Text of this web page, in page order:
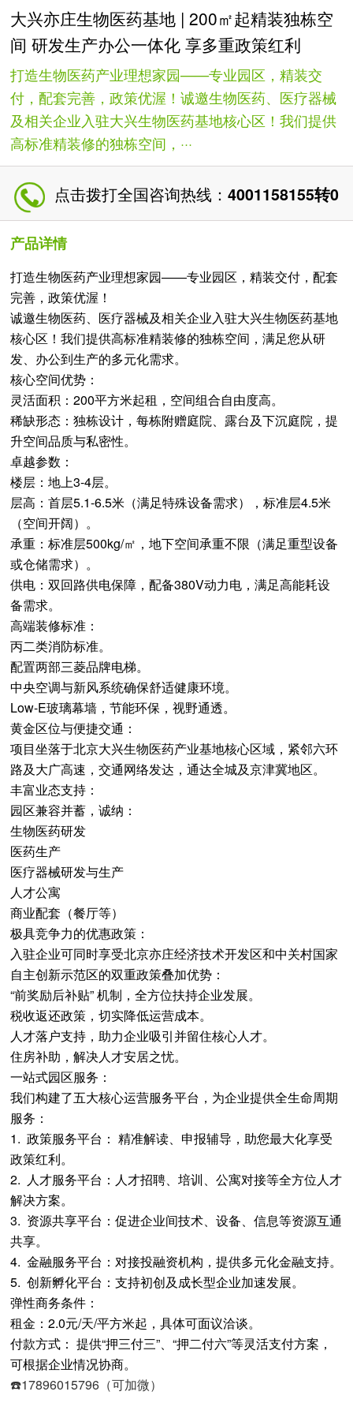
大兴亦庄生物医药基地 | 200㎡起精装独栋空
间 研发生产办公一体化 享多重政策红利
打造生物医药产业理想家园——专业园区，精装交
付，配套完善，政策优渥！诚邀生物医药、医疗器械
及相关企业入驻大兴生物医药基地核心区！我们提供
高标准精装修的独栋空间，···
点击拨打全国咨询热线： 4001158155转0
产品详情
打造生物医药产业理想家园——专业园区，精装交付，配套
完善，政策优渥！
诚邀生物医药、医疗器械及相关企业入驻大兴生物医药基地
核心区！我们提供高标准精装修的独栋空间，满足您从研
发、办公到生产的多元化需求。
核心空间优势：
灵活面积：200平方米起租，空间组合自由度高。
稀缺形态：独栋设计，每栋附赠庭院、露台及下沉庭院，提
升空间品质与私密性。
卓越参数：
楼层：地上3-4层。
层高：首层5.1-6.5米（满足特殊设备需求），标准层4.5米
（空间开阔）。
承重：标准层500kg/㎡，地下空间承重不限（满足重型设备
或仓储需求）。
供电：双回路供电保障，配备380V动力电，满足高能耗设
备需求。
高端装修标准：
丙二类消防标准。
配置两部三菱品牌电梯。
中央空调与新风系统确保舒适健康环境。
Low-E玻璃幕墙，节能环保，视野通透。
黄金区位与便捷交通：
项目坐落于北京大兴生物医药产业基地核心区域，紧邻六环
路及大广高速，交通网络发达，通达全城及京津冀地区。
丰富业态支持：
园区兼容并蓄，诚纳：
生物医药研发
医药生产
医疗器械研发与生产
人才公寓
商业配套（餐厅等）
极具竞争力的优惠政策：
入驻企业可同时享受北京亦庄经济技术开发区和中关村国家
自主创新示范区的双重政策叠加优势：
“前奖励后补贴” 机制，全方位扶持企业发展。
税收返还政策，切实降低运营成本。
人才落户支持，助力企业吸引并留住核心人才。
住房补助，解决人才安居之忧。
一站式园区服务：
我们构建了五大核心运营服务平台，为企业提供全生命周期
服务：
1. 政策服务平台： 精准解读、申报辅导，助您最大化享受
政策红利。
2. 人才服务平台：人才招聘、培训、公寓对接等全方位人才
解决方案。
3. 资源共享平台：促进企业间技术、设备、信息等资源互通
共享。
4. 金融服务平台：对接投融资机构，提供多元化金融支持。
5. 创新孵化平台：支持初创及成长型企业加速发展。
弹性商务条件：
租金：2.0元/天/平方米起，具体可面议洽谈。
付款方式： 提供“押三付三”、“押二付六”等灵活支付方案，
可根据企业情况协商。
☎️17896015796（可加微）